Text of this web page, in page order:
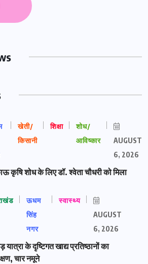
खेती/
किसानी
शिक्षा
शोध/
आविष्कार
AUGUST
6, 2026
कृषि शोध के लिए डॉ. श्वेता चौधरी को मिला
ऊधम
सिंह
नगर
स्वास्थ्य
AUGUST
6, 2026
यात्रा के दृष्टिगत खाद्य प्रतिष्ठानों का
चार नमूने